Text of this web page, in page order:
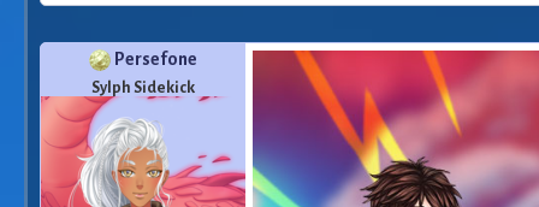
Persefone
Sylph Sidekick